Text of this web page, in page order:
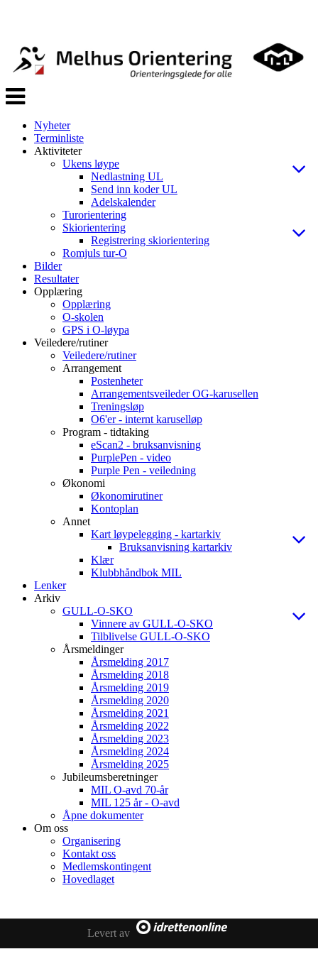
Veksle
navigasjon
Nyheter
Terminliste
Aktiviteter
Ukens løype
Nedlastning UL
Send inn koder UL
Adelskalender
Turorientering
Skiorientering
Registrering skiorientering
Romjuls tur-O
Bilder
Resultater
Opplæring
Opplæring
O-skolen
GPS i O-løypa
Veiledere/rutiner
Veiledere/rutiner
Arrangement
Postenheter
Arrangementsveileder OG-karusellen
Treningsløp
O6'er - internt karuselløp
Program - tidtaking
eScan2 - bruksanvisning
PurplePen - video
Purple Pen - veiledning
Økonomi
Økonomirutiner
Kontoplan
Annet
Kart løypelegging - kartarkiv
Bruksanvisning kartarkiv
Klær
Klubbhåndbok MIL
Lenker
Arkiv
GULL-O-SKO
Vinnere av GULL-O-SKO
Tilblivelse GULL-O-SKO
Årsmeldinger
Årsmelding 2017
Årsmelding 2018
Årsmelding 2019
Årsmelding 2020
Årsmelding 2021
Årsmelding 2022
Årsmelding 2023
Årsmelding 2024
Årsmelding 2025
Jubileumsberetninger
MIL O-avd 70-år
MIL 125 år - O-avd
Åpne dokumenter
Om oss
Organisering
Kontakt oss
Medlemskontingent
Hovedlaget
Levert av